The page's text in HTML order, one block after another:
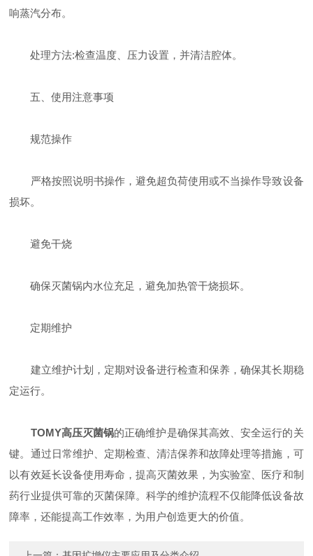
响蒸汽分布。
​处理方法:检查温度、压力设置，并清洁腔体。
​五、使用注意事项
​规范操作
严格按照说明书操作，避免超负荷使用或不当操作导致设备
损坏。
​避免干烧
确保灭菌锅内水位充足，避免加热管干烧损坏。
​定期维护
建立维护计划，定期对设备进行检查和保养，确保其长期稳
定运行。
TOMY高压灭菌锅的正确维护是确保其高效、安全运行的关
键。通过日常维护、定期检查、清洁保养和故障处理等措施，可
以有效延长设备使用寿命，提高灭菌效果，为实验室、医疗和制
药行业提供可靠的灭菌保障。科学的维护流程不仅能降低设备故
障率，还能提高工作效率，为用户创造更大的价值。